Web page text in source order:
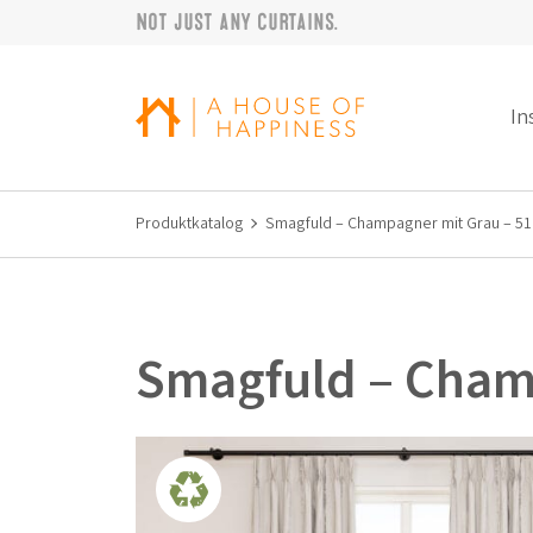
Zur Navigation springen
Zum Hauptinhalt springen
Not just any curtains.
Produktkatalog Smagfuld – Champagner mit Grau – 51
Smagfuld –